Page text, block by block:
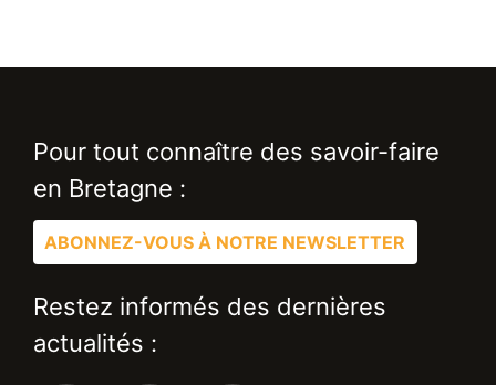
Pour tout connaître des savoir-faire
en Bretagne :
ABONNEZ-VOUS À NOTRE NEWSLETTER
Restez informés des dernières
actualités :